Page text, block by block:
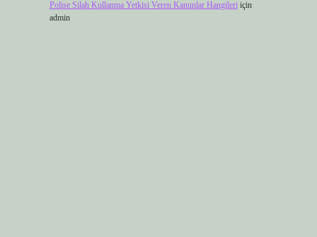
Polise Silah Kullanma Yetkisi Veren Kanunlar Hangileriiçin
admin